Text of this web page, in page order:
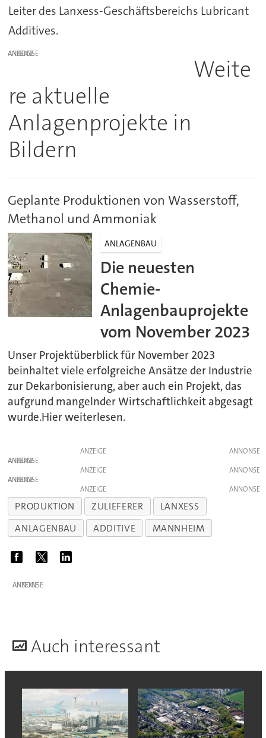
Leiter des Lanxess-Geschäftsbereichs Lubricant
Additives.
ANZEIGE
Weite
re aktuelle
Anlagenprojekte in
Bildern
Geplante Produktionen von Wasserstoff,
Methanol und Ammoniak
ANLAGENBAU
Die neuesten
Chemie-
Anlagenbauprojekte
vom November 2023
Unser Projektüberblick für November 2023
beinhaltet viele erfolgreiche Ansätze der Industrie
zur Dekarbonisierung, aber auch ein Projekt, das
aufgrund mangelnder Wirtschaftlichkeit abgesagt
wurde.Hier weiterlesen.
ANZEIGE
ANZEIGE
ANZEIGE
ANZEIGE
ANZEIGE
PRODUKTION ZULIEFERER
LANXESS
ANLAGENBAU
ADDITIVE MANNHEIM
ANZEIGE
Auch interessant